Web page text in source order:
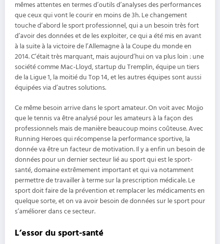
mêmes attentes en termes d’outils d’analyses des performances
que ceux qui vont le courir en moins de 3h. Le changement
touche d’abord le sport professionnel, qui a un besoin très fort
d’avoir des données et de les exploiter, ce qui a été mis en avant
à la suite à la victoire de l’Allemagne à la Coupe du monde en
2014. C’était très marquant, mais aujourd’hui on va plus loin : une
société comme Mac-Lloyd, startup du Tremplin, équipe un tiers
de la Ligue 1, la moitié du Top 14, et les autres équipes sont aussi
équipées via d’autres solutions.
Ce même besoin arrive dans le sport amateur. On voit avec Mojjo
que le tennis va être analysé pour les amateurs à la façon des
professionnels mais de manière beaucoup moins coûteuse. Avec
Running Heroes qui récompense la performance sportive, la
donnée va être un facteur de motivation. Il y a enfin un besoin de
données pour un dernier secteur lié au sport qui est le sport-
santé, domaine extrêmement important et qui va notamment
permettre de travailler à terme sur la prescription médicale. Le
sport doit faire de la prévention et remplacer les médicaments en
quelque sorte, et on va avoir besoin de données sur le sport pour
s’améliorer dans ce secteur.
L’essor du sport-santé